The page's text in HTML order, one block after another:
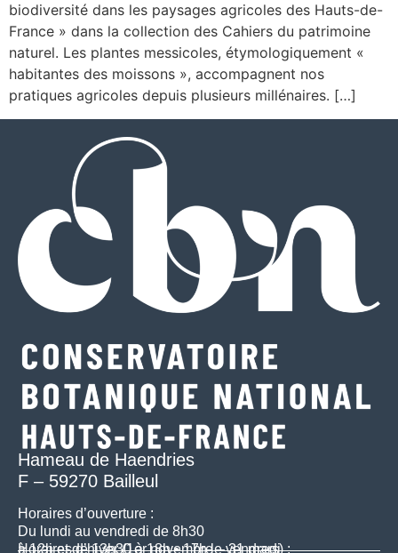
biodiversité dans les paysages agricoles des Hauts-de-
France » dans la collection des Cahiers du patrimoine
naturel. Les plantes messicoles, étymologiquement «
habitantes des moissons », accompagnent nos
pratiques agricoles depuis plusieurs millénaires. […]
Hameau de Haendries
F – 59270 Bailleul
Horaires d’ouverture :
Du lundi au vendredi de 8h30
à 12h et de 13h30 à 18h • 17h le vendredi
Horaires d’hiver (1er novembre – 31 mars) :